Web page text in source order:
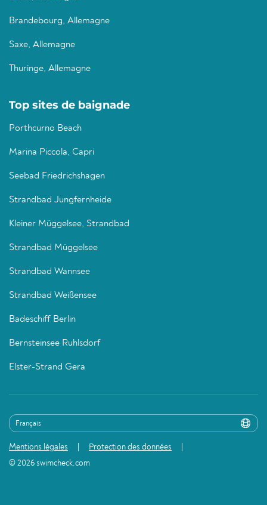
Brandebourg, Allemagne
Saxe, Allemagne
Thuringe, Allemagne
Top sites de baignade
Porthcurno Beach
Marina Piccola, Capri
Seebad Friedrichshagen
Strandbad Jungfernheide
Kleiner Müggelsee, Strandbad
Strandbad Müggelsee
Strandbad Wannsee
Strandbad Weißensee
Badeschiff Berlin
Bernsteinsee Ruhlsdorf
Elster-Strand Gera
Mentions légales
Protection des données
© 2026 swimcheck.com